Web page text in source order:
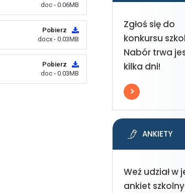
doc - 0.06MB
Pobierz
docx - 0.03MB
Pobierz
doc - 0.03MB
Zgłoś się do
konkursu
Nabór trwa
kilka dni!
ANKIETY
Weź udział w
ankiet